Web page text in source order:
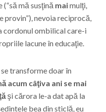
mă susţină maimulţi,
provin”), nevoia reciprocă,
cordonul ombilical care-i
lacune în educaţie.
transforme doar în
acum câţiva ani se mai
şi cărora le-a dat apă la
bea din sticlă, eu